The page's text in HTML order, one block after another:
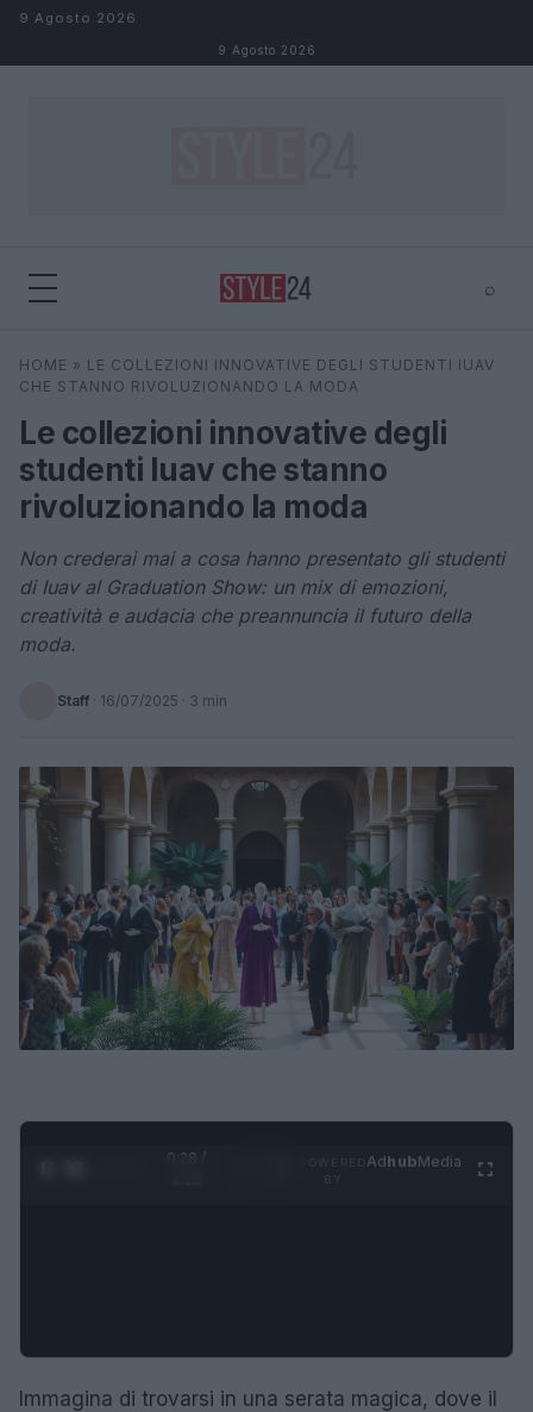
Salta al contenuto
9 Agosto 2026
9 Agosto 2026
⌕
Cerca ⌕ ×
HOME » LE COLLEZIONI INNOVATIVE DEGLI STUDENTI IUAV
CHE STANNO RIVOLUZIONANDO LA MODA
Le collezioni innovative degli
studenti Iuav che stanno
rivoluzionando la moda
Non crederai mai a cosa hanno presentato gli studenti
di Iuav al Graduation Show: un mix di emozioni,
creatività e audacia che preannuncia il futuro della
moda.
Staff · 16/07/2025 · 3 min
0:29 /
AdhubMedia
Immagina di trovarsi in una serata magica, dove il